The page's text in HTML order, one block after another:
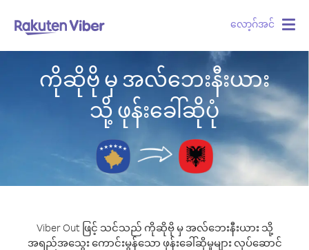
လော့ဂ်အင်
ကိုဆိုဗို မှ အလ်ဘေးနီးယား
သို့ ဖုန်းခေါ်ဆိုပုံ
Viber Out ဖြင့် သင်သည် ကိုဆိုဗို မှ အလ်ဘေးနီးယား သို့
အရည်အသွေး ကောင်းမွန်သော ဖုန်းခေါ်ဆိုမှုများ လုပ်ဆောင်